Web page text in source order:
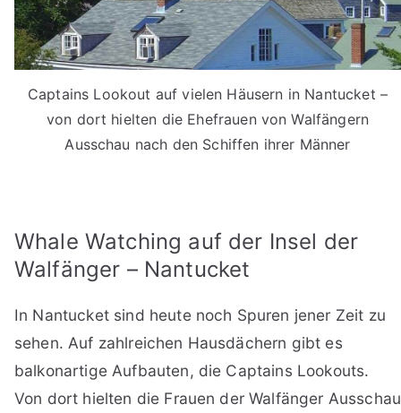
Captains Lookout auf vielen Häusern in Nantucket –
von dort hielten die Ehefrauen von Walfängern
Ausschau nach den Schiffen ihrer Männer
Whale Watching auf der Insel der
Walfänger – Nantucket
In Nantucket sind heute noch Spuren jener Zeit zu
sehen. Auf zahlreichen Hausdächern gibt es
balkonartige Aufbauten, die Captains Lookouts.
Von dort hielten die Frauen der Walfänger Ausschau